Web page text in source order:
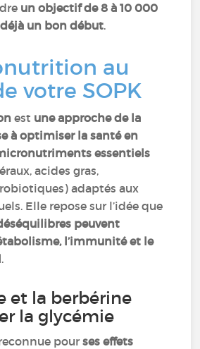
un objectif de 8 à 10 000
un bon début.
au
votre SOPK
est une approche de la
à optimiser la santé en
essentiels
acides gras,
adaptés aux
Elle repose sur l’idée que
peuvent
l’immunité et le
.
et la berbérine
la glycémie
pourses effets